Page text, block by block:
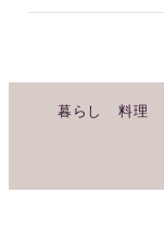
暮らし 料理